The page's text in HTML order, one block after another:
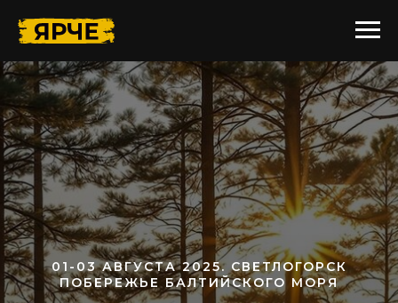
01-03 АВГУСТА 2025. СВЕТЛОГОРСК
ПОБЕРЕЖЬЕ БАЛТИЙСКОГО МОРЯ